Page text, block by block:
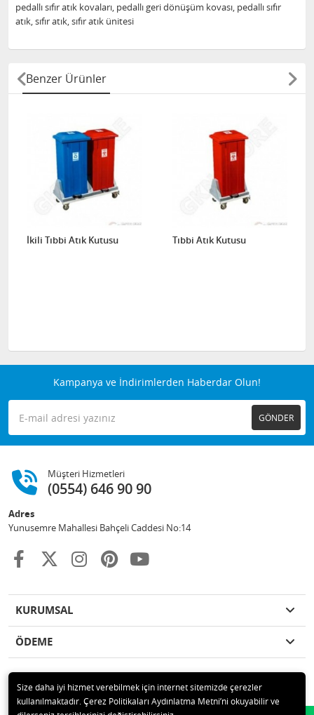
pedallı sıfır atık kovaları, pedallı geri dönüşüm kovası, pedallı sıfır
atık, sıfır atık, sıfır atık ünitesi
Benzer Ürünler
İkili Tıbbi Atık Kutusu Tıbbi Atık Kutusu
Kampanya ve İndirimlerden Haberdar Olun!
GÖNDER
Müşteri Hizmetleri
(0554) 646 90 90
Adres
Yunusemre Mahallesi Bahçeli Caddesi No:14
KURUMSAL
ÖDEME
© 2020 GKN STORE TEMİZLİK MADDELERİ SAN TİC LTD ŞTİ Tüm hakları
Size daha iyi hizmet verebilmek için internet sitemizde çerezler
kullanılmaktadır. Çerez Politikaları Aydınlatma Metni’ni okuyabilir ve